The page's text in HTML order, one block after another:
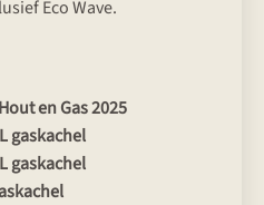
Eco Wave.
en Gas 2025
gaskachel
gaskachel